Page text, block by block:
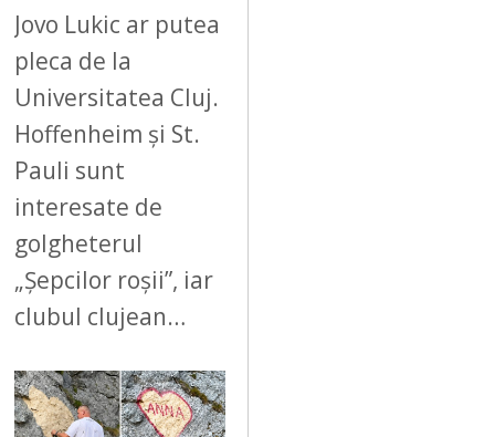
Jovo Lukic ar putea
pleca de la
Universitatea Cluj.
Hoffenheim și St.
Pauli sunt
interesate de
golgheterul
„Șepcilor roșii”, iar
clubul clujean…